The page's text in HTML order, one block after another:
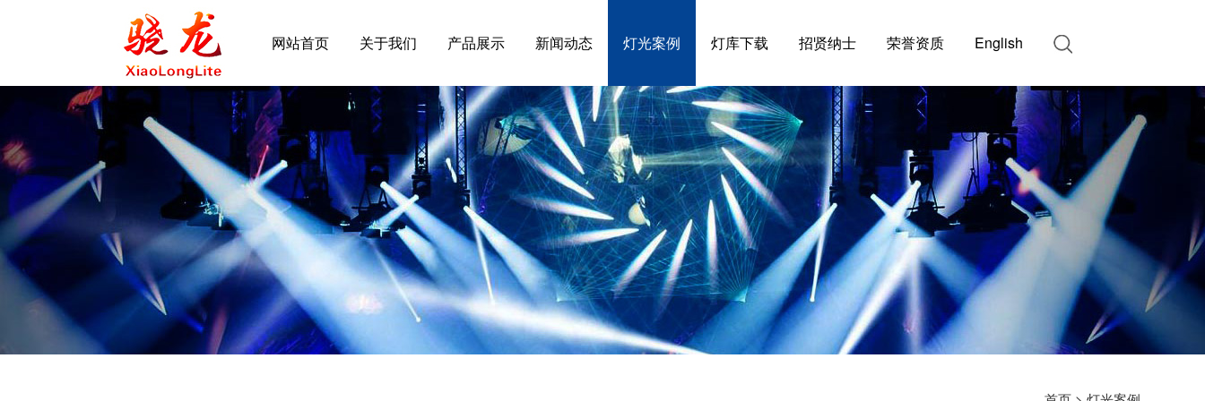
网站首页 关于我们 产品展示 新闻动态 灯光案例 灯库下载 招贤纳士 荣誉资质 English